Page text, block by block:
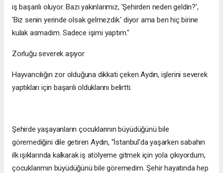
iş başarılı oluyor. Bazı yakınlarımız, 'Şehirden neden geldin?',
'Biz senin yerinde olsak gelmezdik.' diyor ama ben hiç birine
kulak asmadım. Sadece işimi yaptım."
Zorluğu severek aşıyor
Hayvancılığın zor olduğuna dikkati çeken Aydın, işlerini severek
yaptıkları için başarılı olduklarını belirtti.
Şehirde yaşayanların çocuklarının büyüdüğünü bile
göremediğini dile getiren Aydın, "İstanbul'da yaşarken sabahın
ilk ışıklarında kalkarak iş atölyeme gitmek için yola çıkıyordum,
çocuklarımın büyüdüğünü bile göremedim. Şehir hayatında hep